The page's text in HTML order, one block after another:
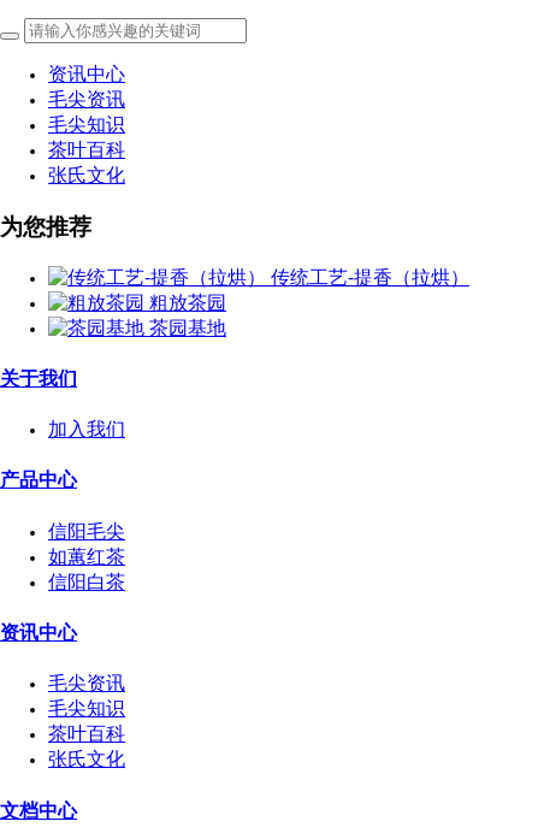
资讯中心
毛尖资讯
毛尖知识
茶叶百科
张氏文化
为您推荐
传统工艺-提香（拉烘）
粗放茶园
茶园基地
关于我们
加入我们
产品中心
信阳毛尖
如蕙红茶
信阳白茶
资讯中心
毛尖资讯
毛尖知识
茶叶百科
张氏文化
文档中心